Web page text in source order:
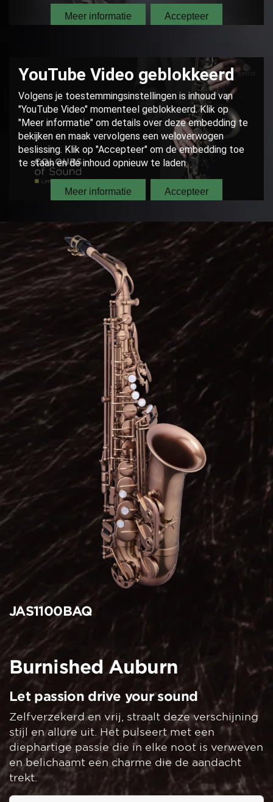
JAS1100BAQ
Burnished Auburn
Let passion drive your sound
Zelfverzekerd en vrij, straalt deze verschijning
stijl en allure uit. Het pulseert met een
diephartige passie die in elke noot is verweven
en belichaamt een charme die de aandacht
trekt.